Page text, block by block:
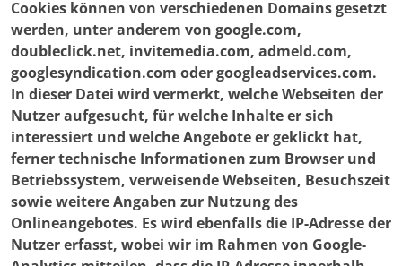
Cookies können von verschiedenen Domains gesetzt
werden, unter anderem von google.com,
doubleclick.net, invitemedia.com, admeld.com,
googlesyndication.com oder googleadservices.com.
In dieser Datei wird vermerkt, welche Webseiten der
Nutzer aufgesucht, für welche Inhalte er sich
interessiert und welche Angebote er geklickt hat,
ferner technische Informationen zum Browser und
Betriebssystem, verweisende Webseiten, Besuchszeit
sowie weitere Angaben zur Nutzung des
Onlineangebotes. Es wird ebenfalls die IP-Adresse der
Nutzer erfasst, wobei wir im Rahmen von Google-